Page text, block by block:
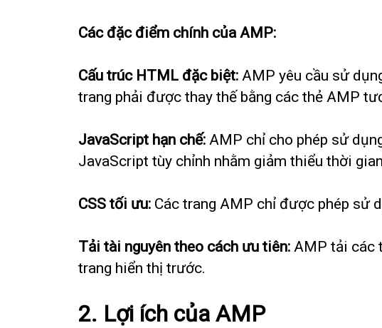
Các đặc điểm chính của AMP:
Cấu trúc HTML đặc biệt: AMP yêu cầu sử
trang phải được thay thế bằng các thẻ AMP
JavaScript hạn chế: AMP chỉ cho phép sử
JavaScript tùy chỉnh nhằm giảm thiểu thời
CSS tối ưu: Các trang AMP chỉ được phép sử
Tải tài nguyên theo cách ưu tiên: AMP tải các
trang hiển thị trước.
2. Lợi ích của AMP